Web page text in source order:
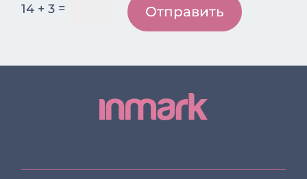
14 + 3 = Отправить